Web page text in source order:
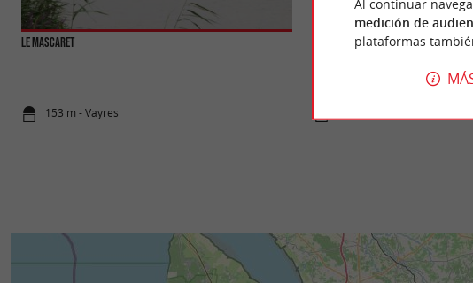
Le Mascaret
153 m - Vayres
Parc du Château de Vayres
río Dordoña. Está dividido en tres
Al continuar
medición de
plataformas